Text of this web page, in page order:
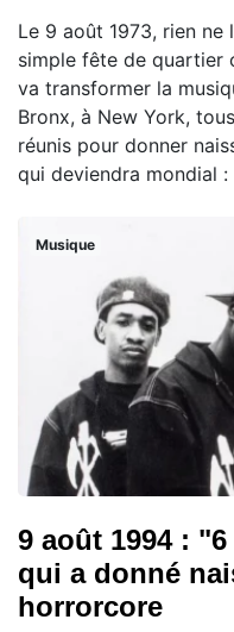
Le 9 août 1973, rien ne
simple fête de quartier
va transformer la
Bronx, à New York,
réunis pour donner
qui deviendra mondial
Musique
9 août 1994 :
qui a donné
horrorcore